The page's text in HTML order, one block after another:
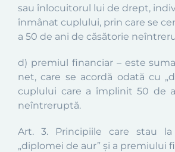
sau înlocuitorul lui de drept,
înmânat cuplului, prin care se
a 50 de ani de căsătorie
d) premiul financiar – este
net, care se acordă odată cu
cuplului care a împlinit 50 de
neîntreruptă.
Art. 3. Principiile care stau la
„diplomei de aur” și a premiului